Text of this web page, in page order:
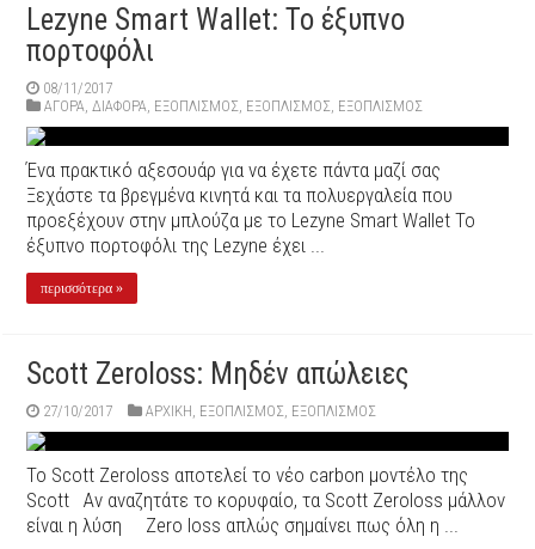
Lezyne Smart Wallet: Το έξυπνο
πορτοφόλι
08/11/2017
ΑΓΟΡΑ ΔΙΆΦΟΡΑ ΕΞΟΠΛΙΣΜΌΣ ΕΞΟΠΛΙΣΜΌΣ ΕΞΟΠΛΙΣΜΌΣ
Ένα πρακτικό αξεσουάρ για να έχετε πάντα μαζί σας
Ξεχάστε τα βρεγμένα κινητά και τα πολυεργαλεία που
προεξέχουν στην μπλούζα με το Lezyne Smart Wallet Το
έξυπνο πορτοφόλι της Lezyne έχει ...
περισσότερα »
Scott Zeroloss: Μηδέν απώλειες
27/10/2017 ΑΡΧΙΚΉ ΕΞΟΠΛΙΣΜΌΣ ΕΞΟΠΛΙΣΜΌΣ
Το Scott Zeroloss αποτελεί το νέο carbon μοντέλο της
Scott Aν αναζητάτε το κορυφαίο, τα Scott Zeroloss μάλλον
είναι η λύση Zero loss απλώς σημαίνει πως όλη η ...